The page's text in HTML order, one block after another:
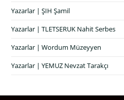
Yazarlar | ŞIH Şamil
Yazarlar | TLETSERUK Nahit Serbes
Yazarlar | Wordum Müzeyyen
Yazarlar | YEMUZ Nevzat Tarakçı